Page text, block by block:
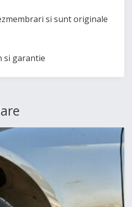
si sunt originale
si garantie